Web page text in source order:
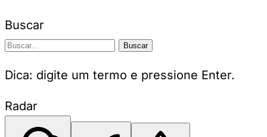
Buscar
Buscar
Dica: digite um termo e pressione Enter.
Radar